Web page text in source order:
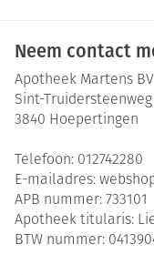
Neem contact
Apotheek Martens BV
Sint-Truidersteenweg
3840 Hoepertingen
Telefoon: 012742280
E-mailadres:
APB nummer: 733101
Apotheek titularis:
BTW nummer: